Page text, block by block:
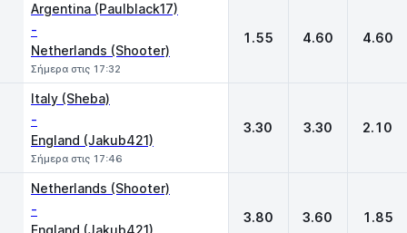
Argentina (Paulblack17)
-
Netherlands (Shooter)
Σήμερα στις 17:32
1.55 4.60 4.60
Italy (Sheba)
-
England (Jakub421)
Σήμερα στις 17:46
3.30 3.30 2.10
Netherlands (Shooter)
-
England (Jakub421)
3.80 3.60 1.85